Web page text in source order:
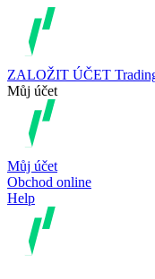
ZALOŽIT ÚČET
Můj účet
Můj účet
Obchod online
Help